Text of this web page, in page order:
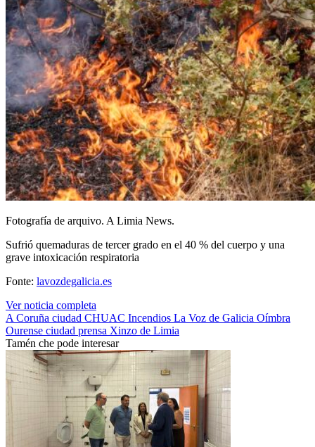
Fotografía de arquivo. A Limia News.
Sufrió quemaduras de tercer grado en el 40 % del cuerpo y una
grave intoxicación respiratoria
Fonte: lavozdegalicia.es
Ver noticia completa
A Coruña ciudad CHUAC Incendios La Voz de Galicia Oímbra
Ourense ciudad prensa Xinzo de Limia
Tamén che pode interesar